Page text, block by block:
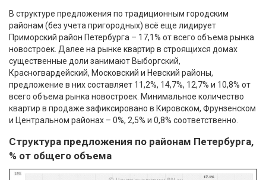
В структуре предложения по традиционным городским
районам (без учета пригородных) всё еще лидирует
Приморский район Петербурга – 17,1% от всего объема рынка
новостроек. Далее на рынке квартир в строящихся домах
существенные доли занимают Выборгский,
Красногвардейский, Московский и Невский районы,
предложение в них составляет 11,2%, 14,7%, 12,7% и 10,8% от
всего объема рынка новостроек. Минимальное количество
квартир в продаже зафиксировано в Кировском, Фрунзенском
и Центральном районах – 0%, 2,5% и 0,8% соответственно.
Структура предложения по районам Петербурга,
% от общего объема